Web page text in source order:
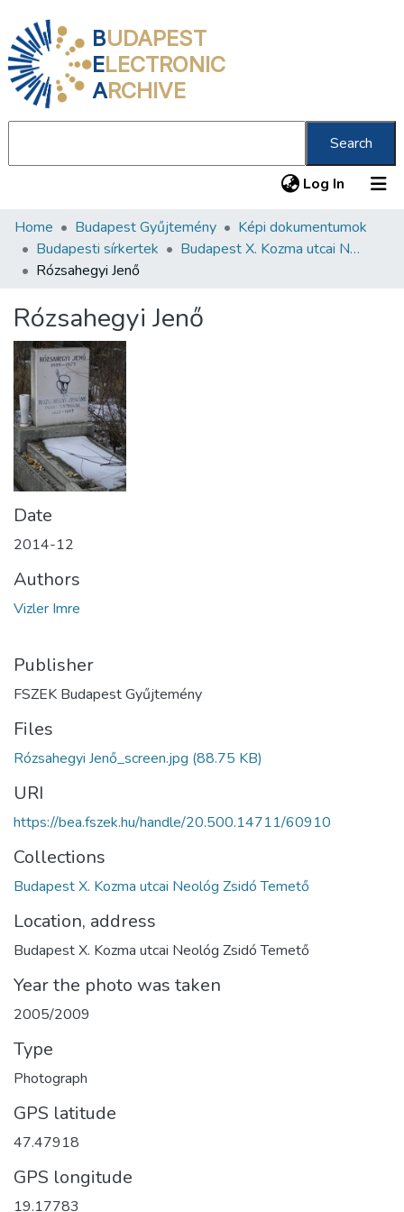
BUDAPEST
ELECTRONIC
ARCHIVE
Search
Log In (current)
Communities & Collections
All of DSpace
About us
Home Budapest Gyűjtemény
Képi dokumentumok
Budapesti sírkertek
Budapest X. Kozma utcai Neológ Zsidó Temető
Rózsahegyi Jenő
Rózsahegyi Jenő
Date
2014-12
Authors
Vizler Imre
Publisher
FSZEK Budapest Gyűjtemény
Files
Rózsahegyi Jenő_screen.jpg (88.75 KB)
URI
https://bea.fszek.hu/handle/20.500.14711/60910
Collections
Budapest X. Kozma utcai Neológ Zsidó Temető
Location, address
Budapest X. Kozma utcai Neológ Zsidó Temető
Year the photo was taken
2005/2009
Type
Photograph
GPS latitude
47.47918
GPS longitude
19.17783